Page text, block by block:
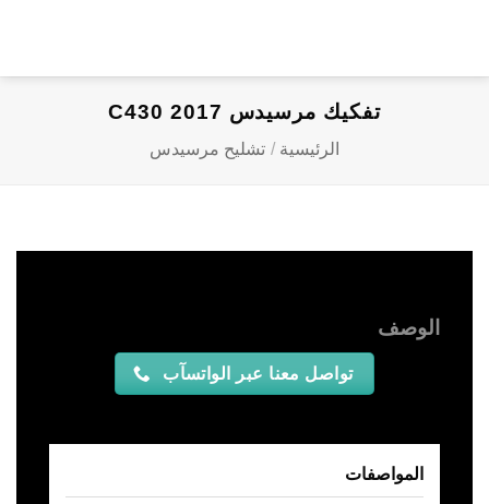
تفكيك مرسيدس C430 2017
الرئيسية / تشليح مرسيدس
الوصف
تواصل معنا عبر الواتسآب
المواصفات